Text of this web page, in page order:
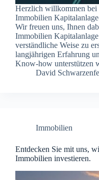
Herzlich willkommen bei
Immobilien
Wir freuen uns, Ihnen
Immobilien
verständliche Weise zu
langjährigen Erfahrung
Know-how unterstützen
David
Immobilien
Entdecken Sie mit uns,
Immobilien investieren.